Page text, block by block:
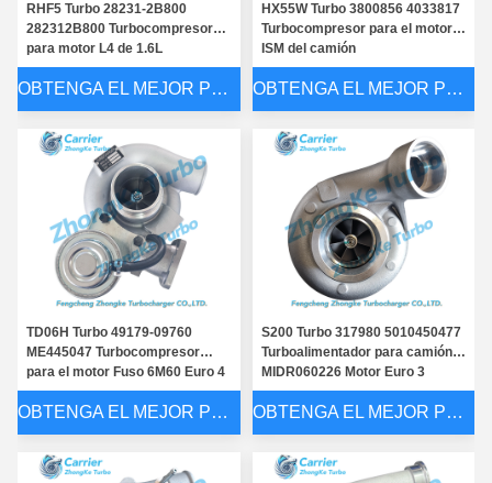
RHF5 Turbo 28231-2B800
282312B800 Turbocompresor
para motor L4 de 1.6L
OBTENGA EL MEJOR PRECIO
HX55W Turbo 3800856 4033817
Turbocompresor para el motor
ISM del camión
OBTENGA EL MEJOR PRECIO
TD06H Turbo 49179-09760
ME445047 Turbocompresor
para el motor Fuso 6M60 Euro 4
OBTENGA EL MEJOR PRECIO
S200 Turbo 317980 5010450477
Turboalimentador para camión
MIDR060226 Motor Euro 3
OBTENGA EL MEJOR PRECIO